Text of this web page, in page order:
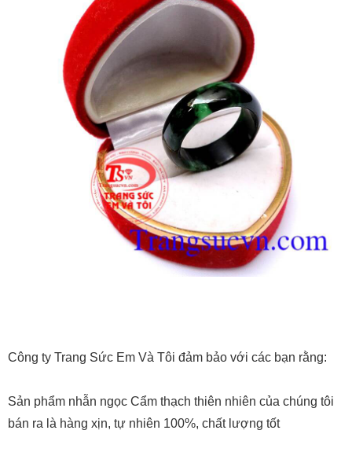
Công ty Trang Sức Em Và Tôi đảm bảo với các bạn rằng:
Sản phẩm nhẫn ngọc Cẩm thạch thiên nhiên của chúng tôi
bán ra là hàng xịn, tự nhiên 100%, chất lượng tốt